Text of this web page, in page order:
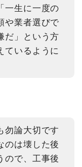
一生に一度の
や業者選びで
だ」という方
ているように
勿論大切です
のは壊した後
ので、工事後